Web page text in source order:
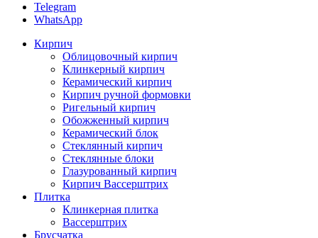
Telegram
WhatsApp
Кирпич
Облицовочный кирпич
Клинкерный кирпич
Керамический кирпич
Кирпич ручной формовки
Ригельный кирпич
Обожженный кирпич
Керамический блок
Стеклянный кирпич
Стеклянные блоки
Глазурованный кирпич
Кирпич Вассерштрих
Плитка
Клинкерная плитка
Вассерштрих
Брусчатка